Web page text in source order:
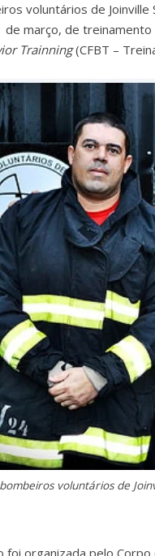
voluntários de Joinville
de março, de
Trainning(CFBT –
voluntários de
foi organizada pelo